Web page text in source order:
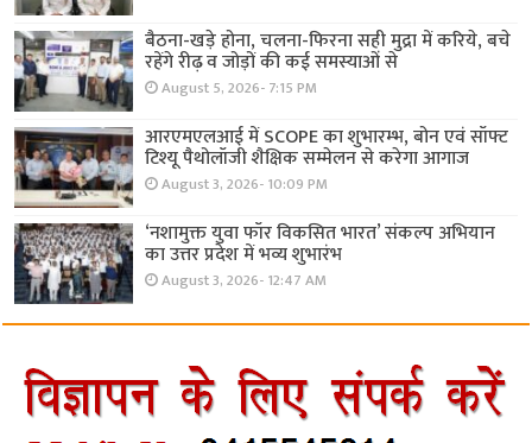
बैठना-खड़े होना, चलना-फिरना सही मुद्रा में करिये, बचे
रहेंगे रीढ़ व जोड़ों की कई समस्याओं से
August 5, 2026- 7:15 PM
आरएमएलआई में SCOPE का शुभारम्भ, बोन एवं सॉफ्ट
टिश्यू पैथोलॉजी शैक्षिक सम्मेलन से करेगा आगाज
August 3, 2026- 10:09 PM
‘नशामुक्त युवा फॉर विकसित भारत’ संकल्प अभियान
का उत्तर प्रदेश में भव्य शुभारंभ
August 3, 2026- 12:47 AM